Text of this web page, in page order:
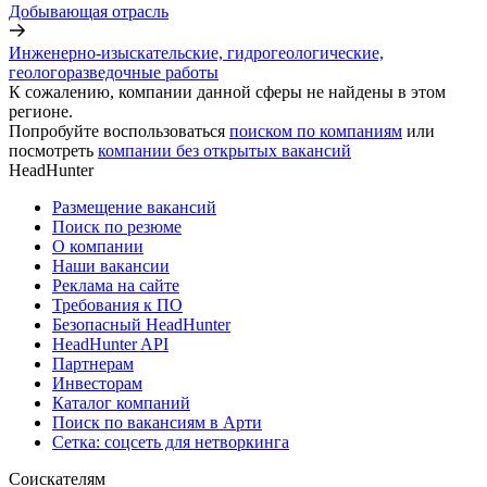
Добывающая отрасль
Инженерно-изыскательские, гидрогеологические,
геологоразведочные работы
К сожалению, компании данной сферы не найдены в этом
регионе.
Попробуйте воспользоваться поиском по компаниям или
посмотреть компании без открытых вакансий
HeadHunter
Размещение вакансий
Поиск по резюме
О компании
Наши вакансии
Реклама на сайте
Требования к ПО
Безопасный HeadHunter
HeadHunter API
Партнерам
Инвесторам
Каталог компаний
Поиск по вакансиям в Арти
Сетка: соцсеть для нетворкинга
Соискателям